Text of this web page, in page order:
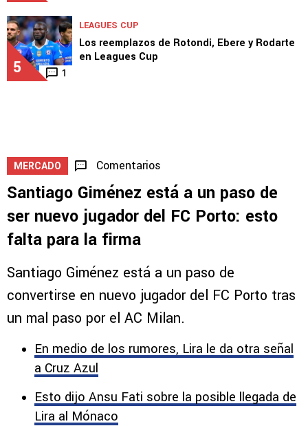
5 1
LEAGUES CUP
Los reemplazos de Rotondi, Ebere y Rodarte
en Leagues Cup
MERCADO Comentarios
Santiago Giménez está a un paso de
ser nuevo jugador del FC Porto: esto
falta para la firma
Santiago Giménez está a un paso de
convertirse en nuevo jugador del FC Porto tras
un mal paso por el AC Milan.
En medio de los rumores, Lira le da otra señal
a Cruz Azul
Esto dijo Ansu Fati sobre la posible llegada de
Lira al Mónaco